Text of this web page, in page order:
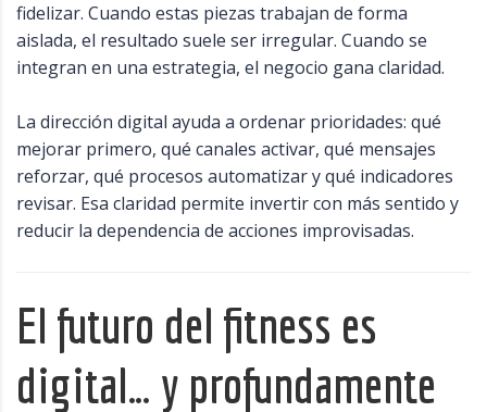
fidelizar. Cuando estas piezas trabajan de forma
aislada, el resultado suele ser irregular. Cuando se
integran en una estrategia, el negocio gana claridad.
La dirección digital ayuda a ordenar prioridades: qué
mejorar primero, qué canales activar, qué mensajes
reforzar, qué procesos automatizar y qué indicadores
revisar. Esa claridad permite invertir con más sentido y
reducir la dependencia de acciones improvisadas.
El futuro del fitness es
digital… y profundamente